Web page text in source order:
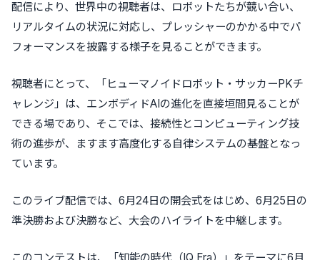
配信により、世界中の視聴者は、ロボットたちが競い合い、
リアルタイムの状況に対応し、プレッシャーのかかる中でパ
フォーマンスを披露する様子を見ることができます。
視聴者にとって、「ヒューマノイドロボット・サッカーPKチ
ャレンジ」は、エンボディドAIの進化を直接垣間見ることが
できる場であり、そこでは、接続性とコンピューティング技
術の進歩が、ますます高度化する自律システムの基盤となっ
ています。
このライブ配信では、6月24日の開会式をはじめ、6月25日の
準決勝および決勝など、大会のハイライトを中継します。